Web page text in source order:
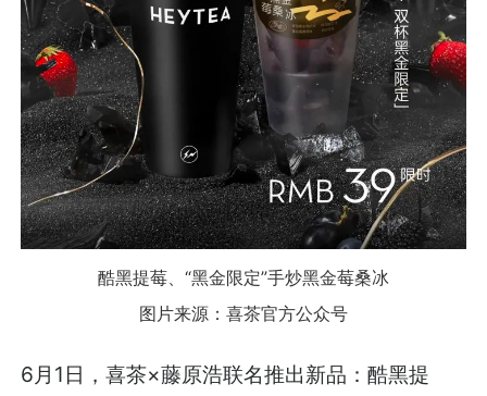
酷黑提莓、“黑金限定”手炒黑金莓桑冰
图片来源：喜茶官方公众号
6月1日，喜茶×藤原浩联名推出新品：酷黑提